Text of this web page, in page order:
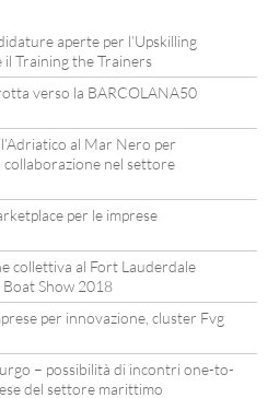
aperte per l’Upskilling
il Training the Trainers
verso la BARCOLANA50
al Mar Nero per
collaborazione nel settore
per le imprese
collettiva al Fort Lauderdale
Show 2018
per innovazione, cluster Fvg
– possibilità di incontri one-to-
del settore marittimo